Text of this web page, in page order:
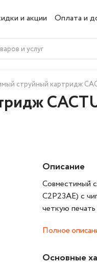
и акции Оплата и
струйный картридж
Описание
Совместимый
C2P23AE) с
четкую
Полное
Основные